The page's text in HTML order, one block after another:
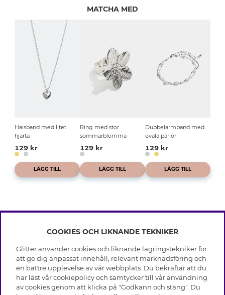
MATCHA MED
Halsband med litet
hjärta
129 kr
LÄGG TILL
Ring med stor
sommarblomma
129 kr
LÄGG TILL
Dubbelarmband med
ovala pärlor
129 kr
LÄGG TILL
INFO
Leverans
Villkor
Integritetspolicy
Cookies
OM GLITTER
Black Friday
Våra butiker
HJÄLP
COOKIES OCH LIKNANDE TEKNIKER
Glitter använder cookies och liknande lagringstekniker för
att ge dig anpassat innehåll, relevant marknadsföring och
en bättre upplevelse av vår webbplats. Du bekräftar att du
har läst vår cookiepolicy och samtycker till vår användning
av cookies genom att klicka på "Godkänn och stäng". Du